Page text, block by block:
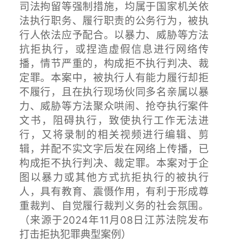
司法拘留等强制措施，均属于国家机关依
法执行职务、履行职责的公务行为，被执
行人依法应予配合。以暴力、威胁等方法
抗拒执行，或捏造虚假信息进行网络传
播，情节严重的，构成拒不执行判决、裁
定罪。本案中，被执行人有能力履行却拒
不履行，且在执行现场伙同多名亲属以暴
力、威胁等方法聚众哄闹、抢夺执行案件
文书，阻碍执行，致使执行工作无法进
行，又将录制的相关视频进行编辑、剪
辑，并配不实文字后发在网络上传播，已
构成拒不执行判决、裁定罪。本案对于企
图以暴力或其他方式抗拒执行的被执行
人，具有教育、震慑作用，有利于形成尊
重裁判、自觉履行裁判义务的社会氛围。
（来源于2024年11月08日江苏法院发布
打击拒执犯罪典型案例）